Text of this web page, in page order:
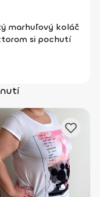
marhuľový koláč
si pochutí